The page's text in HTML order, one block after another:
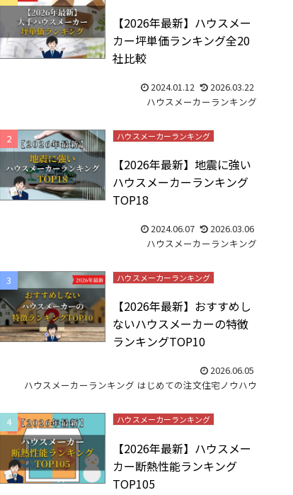
【2026年最新】ハウスメー
カー坪単価ランキング全20
社比較
2024.01.12
2026.03.22
ハウスメーカーランキング
ハウスメーカーランキング
【2026年最新】地震に強い
ハウスメーカーランキング
TOP18
2024.06.07
2026.03.06
ハウスメーカーランキング
ハウスメーカーランキング
【2026年最新】おすすめし
ないハウスメーカーの特徴
ランキングTOP10
2026.06.05
ハウスメーカーランキング はじめての注文住宅ノウハウ
ハウスメーカーランキング
【2026年最新】ハウスメー
カー断熱性能ランキング
TOP105